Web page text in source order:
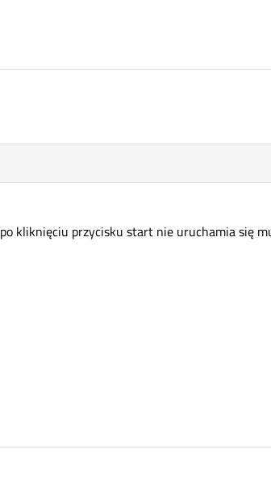
kliknięciu przycisku start nie uruchamia się